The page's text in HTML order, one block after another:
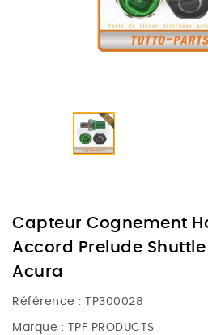
Capteur Cognement
Accord Prelude
Acura
Référence : TP300028
Marque : TPF PRODUCTS